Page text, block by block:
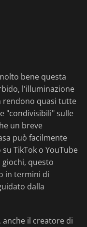
bene questa
l'illuminazione
rendono quasi tutte
"condivisibili" sulle
un breve
può facilmente
TikTok o YouTube
questo
in termini di
dalla
il creatore di